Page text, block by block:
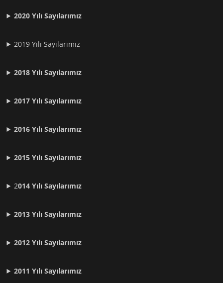
2020 Yılı Sayılarımız
2019 Yılı Sayılarımız
2018 Yılı Sayılarımız
2017 Yılı Sayılarımız
2016 Yılı Sayılarımız
2015 Yılı Sayılarımız
2014 Yılı Sayılarımız
2013 Yılı Sayılarımız
2012 YılıSayılarımız
2011 YılıSayılarımız